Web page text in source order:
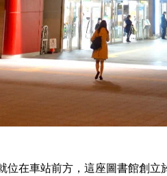
位在車站前方，這座圖書館創